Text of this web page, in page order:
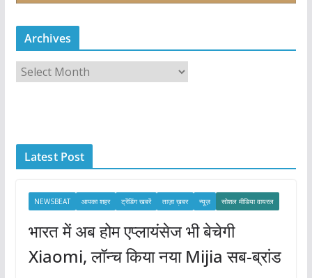
Archives
r
e
Latest Post
NEWSBEAT आपका शहर ट्रेंडिंग खबरें ताज़ा ख़बर न्यूज़ सोशल मीडिया वायरल
भारत में अब होम एप्लायंसेज भी बेचेगी
Xiaomi, लॉन्च किया नया Mijia सब-ब्रांड